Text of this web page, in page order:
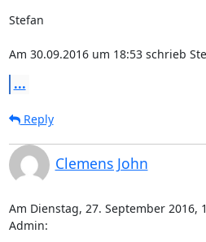
Stefan
Am 30.09.2016 um 18:53 schrieb
...
Reply
Clemens John
Am Dienstag, 27. September 2016,
Admin: